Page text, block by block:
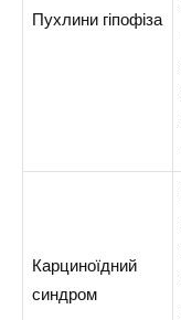
Пухлини гіпофіза
Карциноїдний
синдром